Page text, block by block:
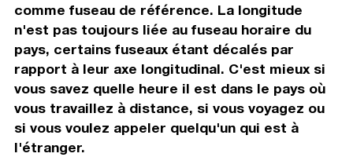
comme fuseau de référence. La longitude
n'est pas toujours liée au fuseau horaire du
pays, certains fuseaux étant décalés par
rapport à leur axe longitudinal. C'est mieux si
vous savez quelle heure il est dans le pays où
vous travaillez à distance, si vous voyagez ou
si vous voulez appeler quelqu'un qui est à
l'étranger.